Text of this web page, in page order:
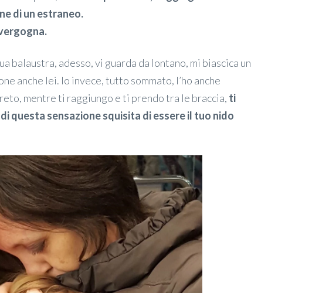
di un estraneo.
balaustra, adesso, vi guarda da lontano, mi biascica un
anche lei. Io invece, tutto sommato, l’ho anche
mentre ti raggiungo e ti prendo tra le braccia, ti
questa sensazione squisita di essere il tuo nido